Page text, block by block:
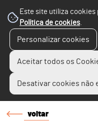
Este site utiliza cookies
Política de cookies.
Personalizar cookies
Aceitar todos os
Desativar cookies não
voltar